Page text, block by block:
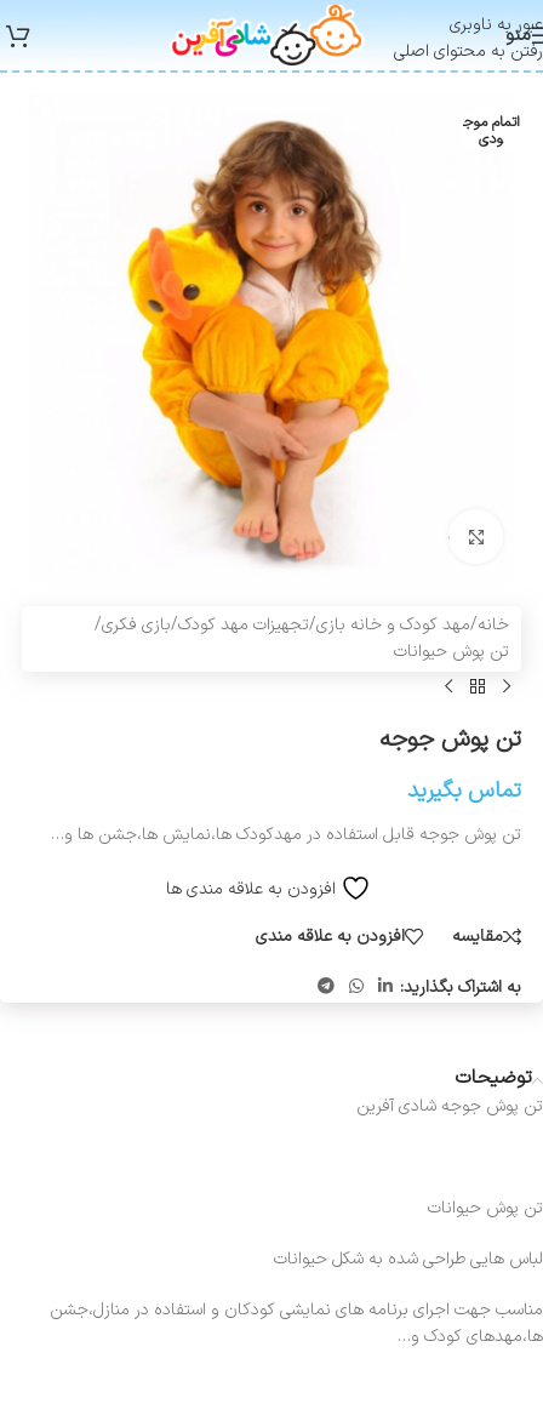
عبور به ناوبری
رفتن به محتوای اصلی
منو
اتمام موج
ودی
بزرگنمایی تصویر
خانه/مهد کودک و خانه بازی/تجهیزات مهد کودک/بازی فکری/
تن پوش حیوانات
تن پوش جوجه
تماس بگیرید
تن پوش جوجه قابل استفاده در مهدکودک ها،نمایش ها،جشن ها و…
افزودن به علاقه مندی ها
مقایسه
افزودن به علاقه مندی
به اشتراک بگذارید:
توضیحات
تن پوش جوجه شادی آفرین
تن پوش حیوانات
لباس هایی طراحی شده به شکل حیوانات
مناسب جهت اجرای برنامه های نمایشی کودکان و استفاده در منازل،جشن
ها،مهدهای کودک و…